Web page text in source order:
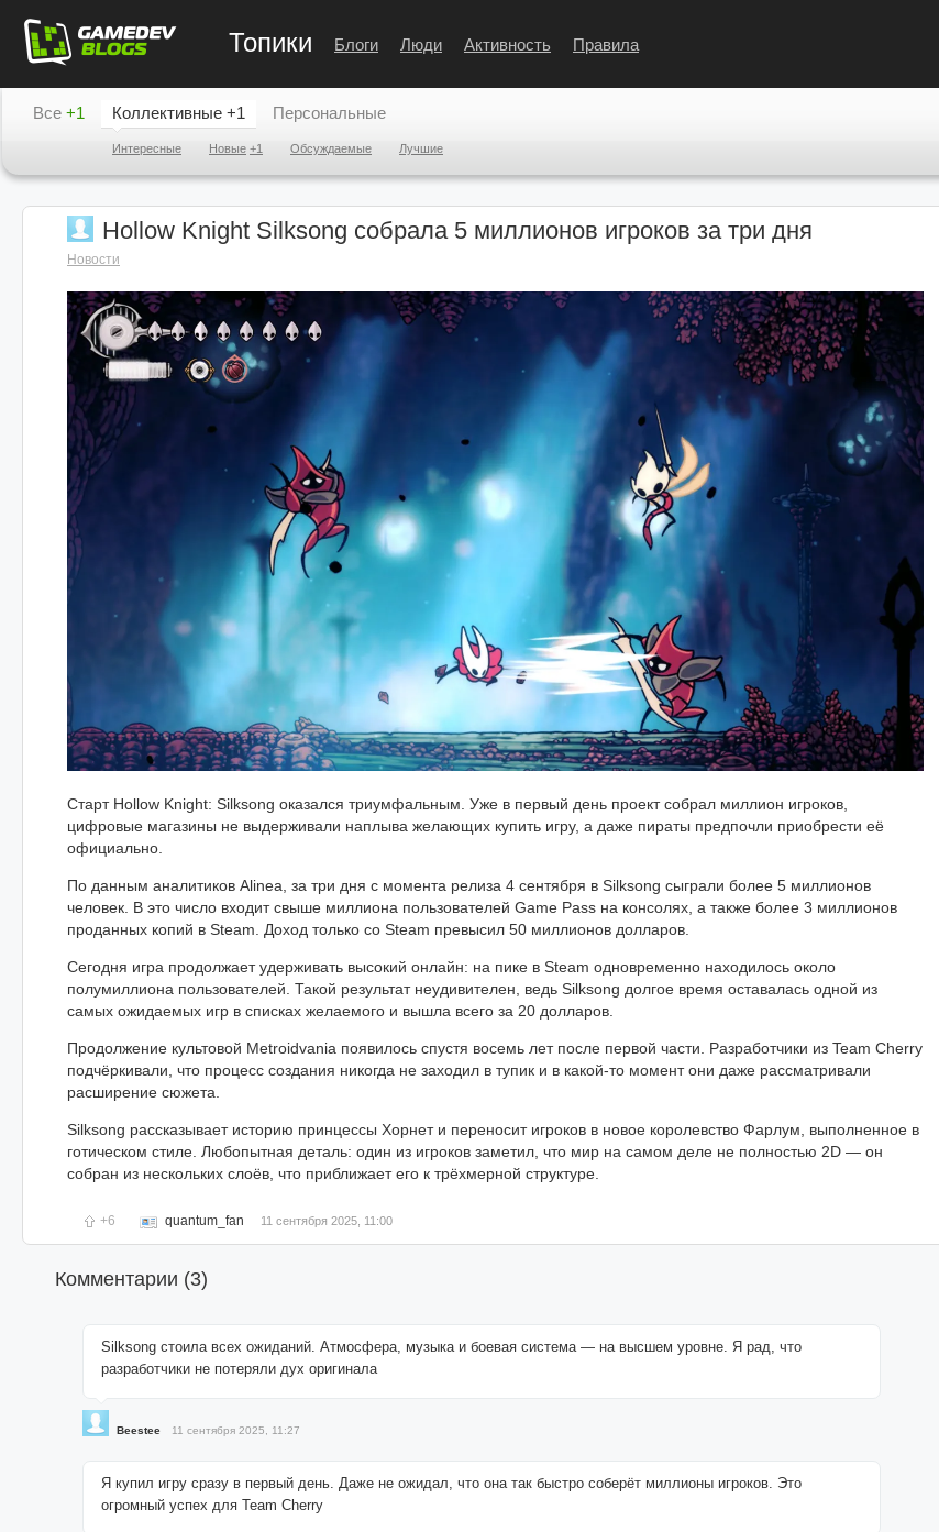
Топики Блоги Люди Активность Правила
Все +1 Коллективные +1
Интересные Новые +1 Обсуждаемые Лучшие
Персональные
Hollow Knight Silksong собрала 5 миллионов игроков за три дня
Новости
Старт Hollow Knight: Silksong оказался триумфальным. Уже в первый день проект собрал миллион игроков,
цифровые магазины не выдерживали наплыва желающих купить игру, а даже пираты предпочли приобрести её
официально.
По данным аналитиков Alinea, за три дня с момента релиза 4 сентября в Silksong сыграли более 5 миллионов
человек. В это число входит свыше миллиона пользователей Game Pass на консолях, а также более 3 миллионов
проданных копий в Steam. Доход только со Steam превысил 50 миллионов долларов.
Сегодня игра продолжает удерживать высокий онлайн: на пике в Steam одновременно находилось около
полумиллиона пользователей. Такой результат неудивителен, ведь Silksong долгое время оставалась одной из
самых ожидаемых игр в списках желаемого и вышла всего за 20 долларов.
Продолжение культовой Metroidvania появилось спустя восемь лет после первой части. Разработчики из Team Cherry
подчёркивали, что процесс создания никогда не заходил в тупик и в какой-то момент они даже рассматривали
расширение сюжета.
Silksong рассказывает историю принцессы Хорнет и переносит игроков в новое королевство Фарлум, выполненное в
готическом стиле. Любопытная деталь: один из игроков заметил, что мир на самом деле не полностью 2D — он
собран из нескольких слоёв, что приближает его к трёхмерной структуре.
+6 quantum_fan 11 сентября 2025, 11:00
Комментарии (3)
Silksong стоила всех ожиданий. Атмосфера, музыка и боевая система — на высшем уровне. Я рад, что
разработчики не потеряли дух оригинала
Beestee 11 сентября 2025, 11:27
Я купил игру сразу в первый день. Даже не ожидал, что она так быстро соберёт миллионы игроков. Это
огромный успех для Team Cherry